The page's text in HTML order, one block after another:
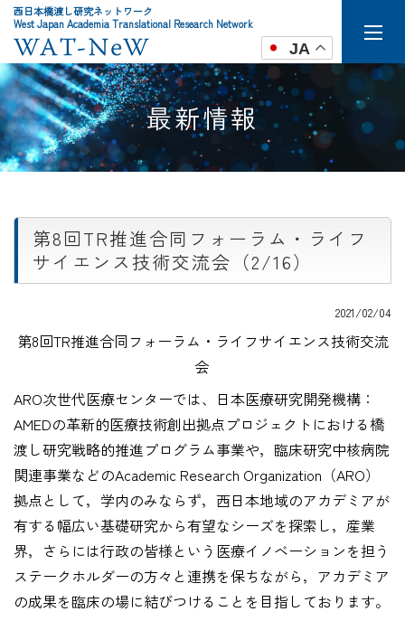
西日本橋渡し研究ネットワーク
West Japan Academia Translational Research Network
JA
最新情報
第8回TR推進合同フォーラム・ライフ
サイエンス技術交流会（2/16）
2021/02/04
第8回TR推進合同フォーラム・ライフサイエンス技術交流
会
ARO次世代医療センターでは、日本医療研究開発機構：
AMEDの革新的医療技術創出拠点プロジェクトにおける橋
渡し研究戦略的推進プログラム事業や，臨床研究中核病院
関連事業などのAcademic Research Organization（ARO）
拠点として，学内のみならず，西日本地域のアカデミアが
有する幅広い基礎研究から有望なシーズを探索し，産業
界，さらには行政の皆様という医療イノベーションを担う
ステークホルダーの方々と連携を保ちながら，アカデミア
の成果を臨床の場に結びつけることを目指しております。